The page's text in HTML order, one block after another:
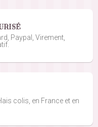
Paypal, Virement,
colis, en France et en